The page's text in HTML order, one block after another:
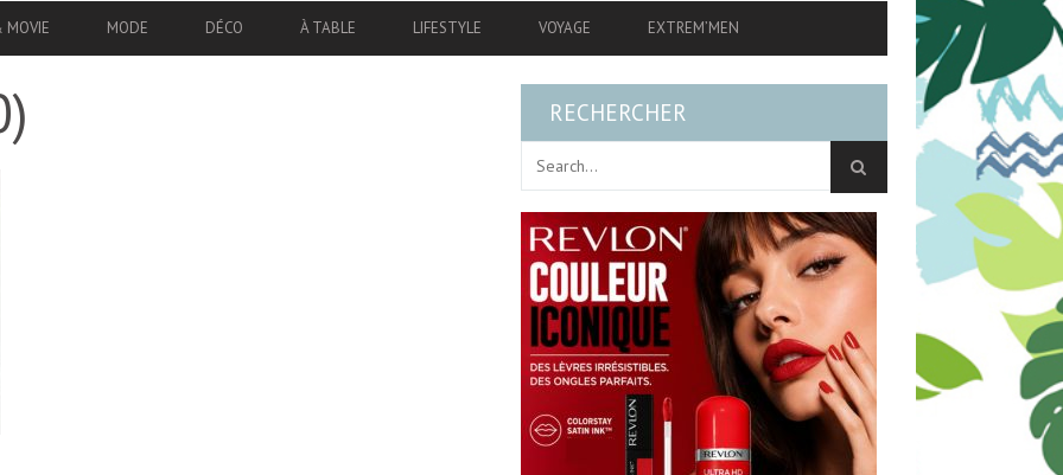
MOVIE MODE DÉCO À TABLE LIFESTYLE VOYAGE EXTREM’MEN
RECHERCHER